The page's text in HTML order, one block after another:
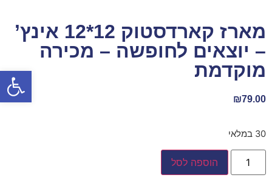
פתח
מארז קארדסטוק 12*12 אינץ’
– יוצאים לחופשה – מכירה
מוקדמת
₪79.00
30 במלאי
הוספה לסל